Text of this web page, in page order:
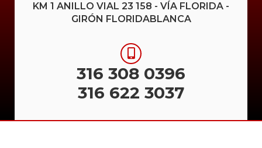
KM 1 ANILLO VIAL 23 158 - VÍA FLORIDA -
GIRÓN FLORIDABLANCA
316 308 0396
316 622 3037